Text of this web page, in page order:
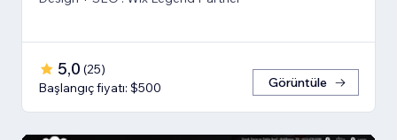
5,0 (25)
Başlangıç fiyatı: $500
Görüntüle